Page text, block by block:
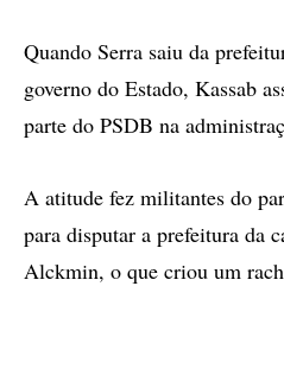
Quando Serra saiu da
governo do Estado, Kassab
parte do PSDB na
A atitude fez militantes do
para disputar a prefeitura da
Alckmin, o que criou um